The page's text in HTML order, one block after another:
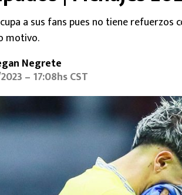
Rodrigo Huescas
a sus fans pues no tiene refuerzos
motivo.
Negrete
– 17:08hs CST